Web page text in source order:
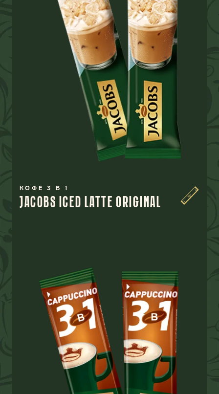
КОФЕ 3 В 1
JACOBS ICED LATTE ORIGINAL